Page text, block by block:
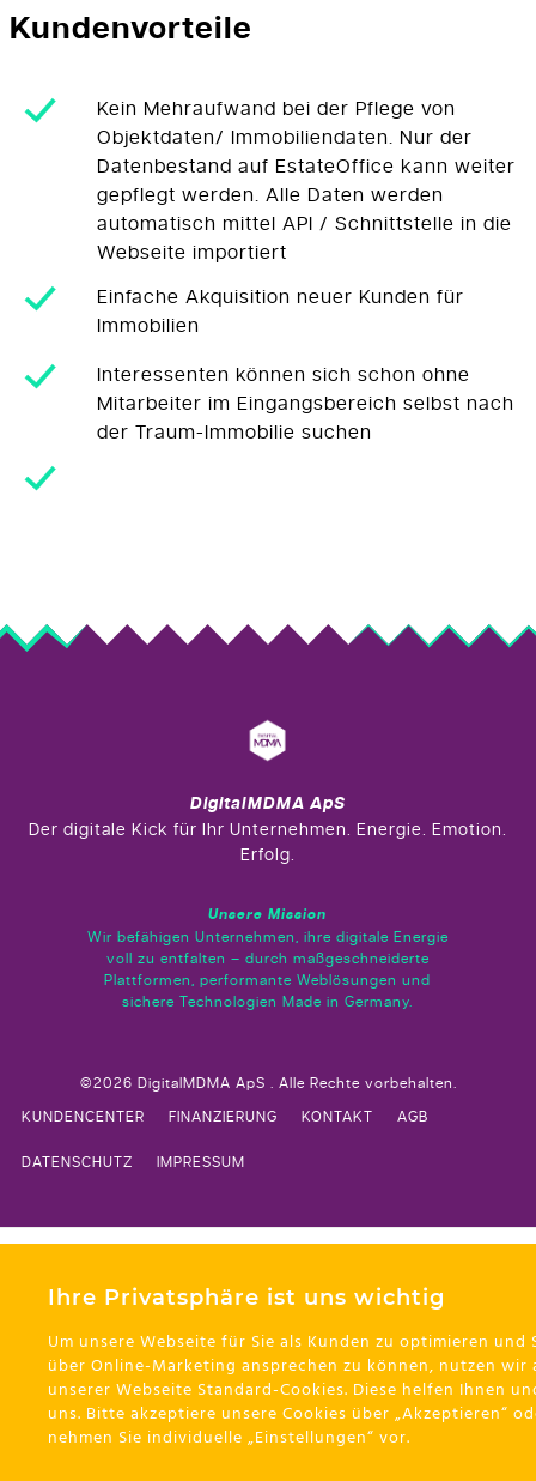
Kundenvorteile
Kein Mehraufwand bei der Pflege von
Objektdaten/ Immobiliendaten. Nur der
Datenbestand auf EstateOffice kann weiter
gepflegt werden. Alle Daten werden
automatisch mittel API / Schnittstelle in die
Webseite importiert
Einfache Akquisition neuer Kunden für
Immobilien
Interessenten können sich schon ohne
Mitarbeiter im Eingangsbereich selbst nach
der Traum-Immobilie suchen
DigitalMDMA ApS
Der digitale Kick für Ihr Unternehmen. Energie. Emotion.
Erfolg.
Unsere Mission
Wir befähigen Unternehmen, ihre digitale Energie
voll zu entfalten – durch maßgeschneiderte
Plattformen, performante Weblösungen und
sichere Technologien Made in Germany.
©2026 DigitalMDMA ApS . Alle Rechte vorbehalten.
KUNDENCENTER
FINANZIERUNG KONTAKT AGB
DATENSCHUTZ IMPRESSUM
Ihre Privatsphäre ist uns wichtig
Um unsere Webseite für Sie als Kunden zu optimieren und
über Online-Marketing ansprechen zu können, nutzen wir
unserer Webseite Standard-Cookies. Diese helfen Ihnen
uns. Bitte akzeptiere unsere Cookies über „Akzeptieren“
nehmen Sie individuelle „Einstellungen“ vor.